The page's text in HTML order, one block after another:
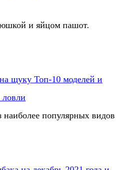
и яйцом пашот.
щуку Топ-10 моделей и
ловли
популярных видов